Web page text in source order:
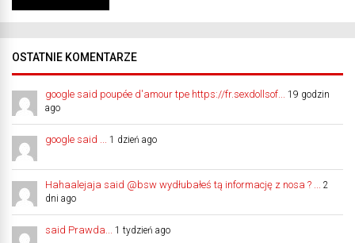
OSTATNIE KOMENTARZE
google said poupée d'amour tpe https://fr.sexdollsof...
19 godzin
ago
google said ... 1 dzień ago
Hahaalejaja said @bsw wydłubałeś tą informację z nosa ? ...
2
dni ago
said Prawda... 1 tydzień ago